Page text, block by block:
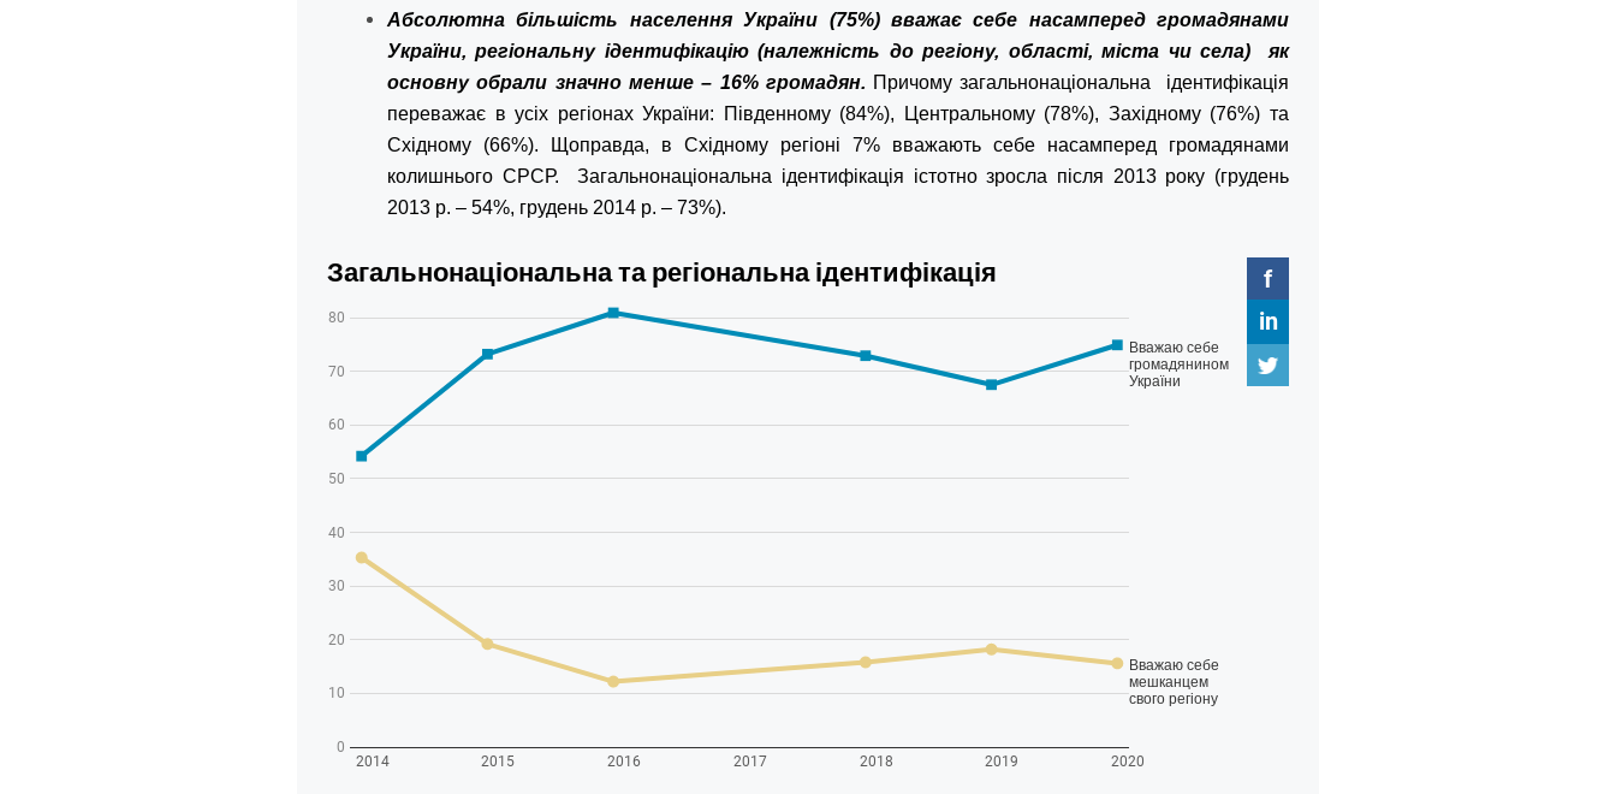
Абсолютна більшість населення України (75%) вважає себе насамперед громадянами
України, регіональну ідентифікацію (належність до регіону, області, міста чи села) як
основну обрали значно менше – 16% громадян. Причому загальнонаціональна ідентифікація
переважає в усіх регіонах України: Південному (84%), Центральному (78%), Західному (76%) та
Східному (66%). Щоправда, в Східному регіоні 7% вважають себе насамперед громадянами
колишнього СРСР. Загальнонаціональна ідентифікація істотно зросла після 2013 року (грудень
2013 р. – 54%, грудень 2014 р. – 73%).